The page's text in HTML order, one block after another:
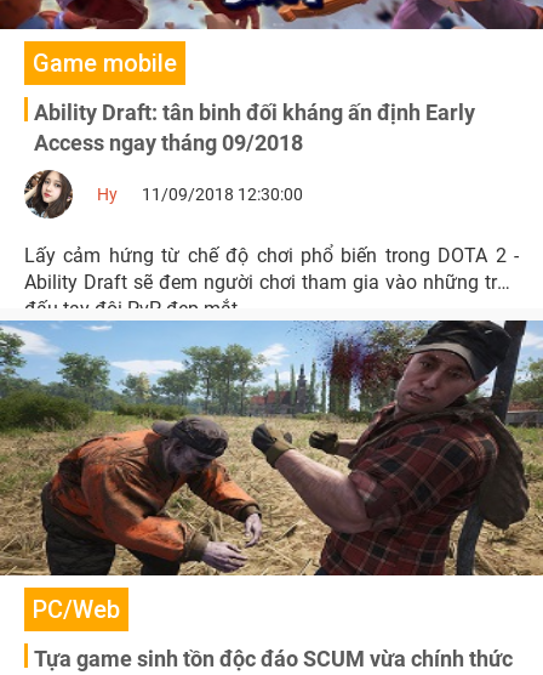
Game mobile
Ability Draft: tân binh đối kháng ấn định Early
Access ngay tháng 09/2018
Hy 11/09/2018 12:30:00
Lấy cảm hứng từ chế độ chơi phổ biến trong DOTA 2 -
Ability Draft sẽ đem người chơi tham gia vào những trận
đấu tay đôi PvP đẹp mắt.
PC/Web
Tựa game sinh tồn độc đáo SCUM vừa chính thức